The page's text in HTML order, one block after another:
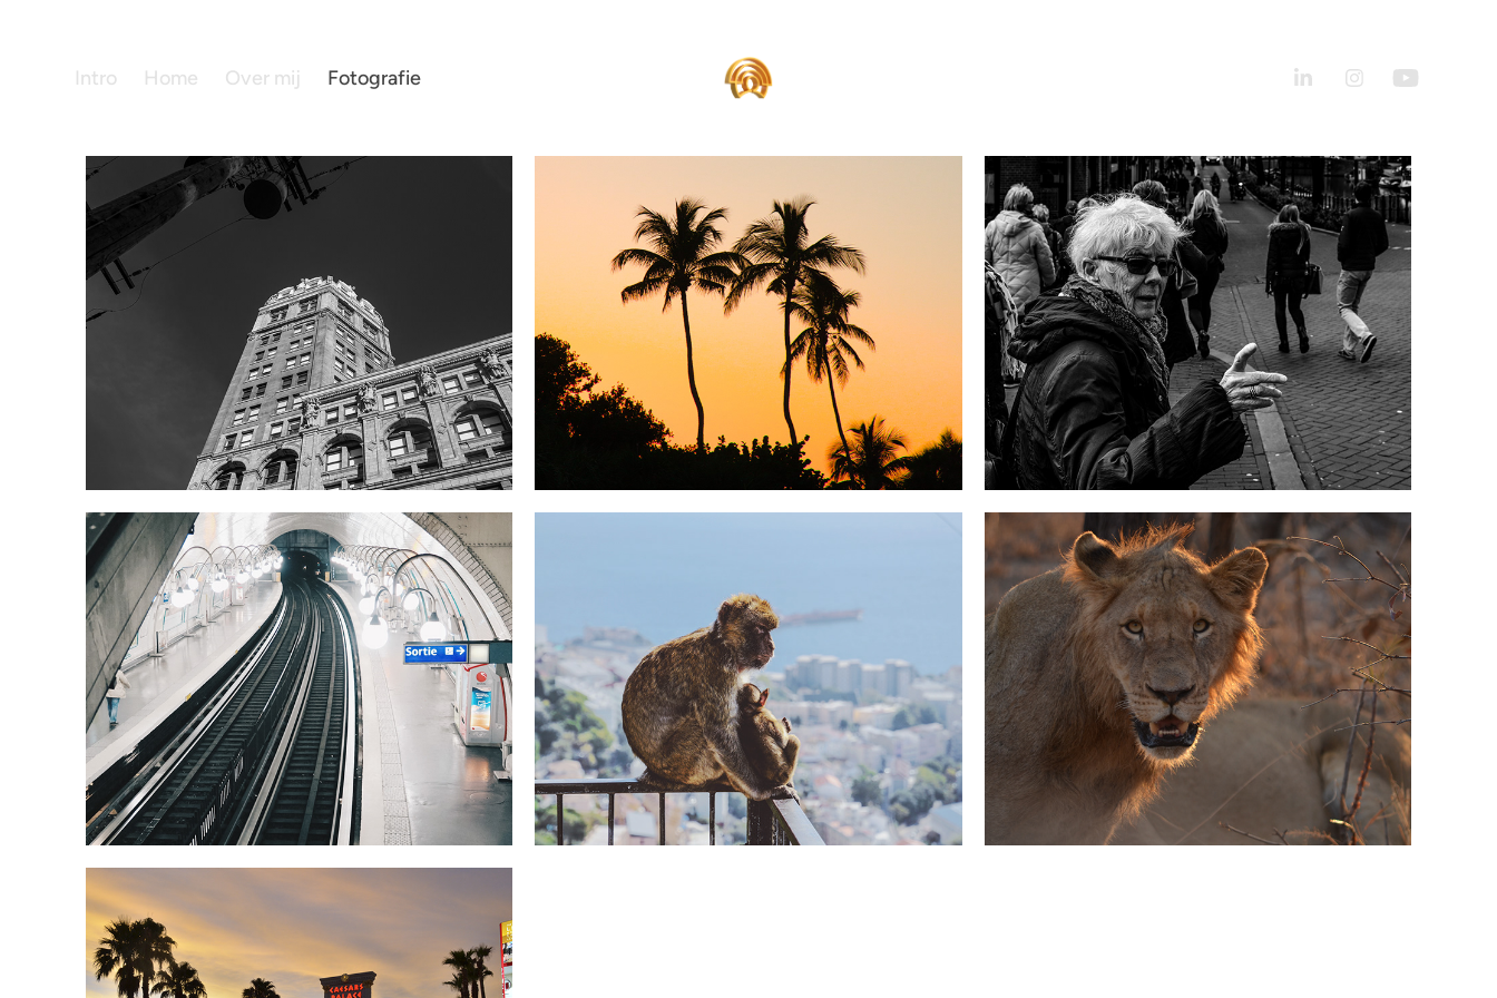
Intro Home Over mij Fotografie
Canada Amerika Amsterdam B&W
Parijs Spanje Zuid-Afrika